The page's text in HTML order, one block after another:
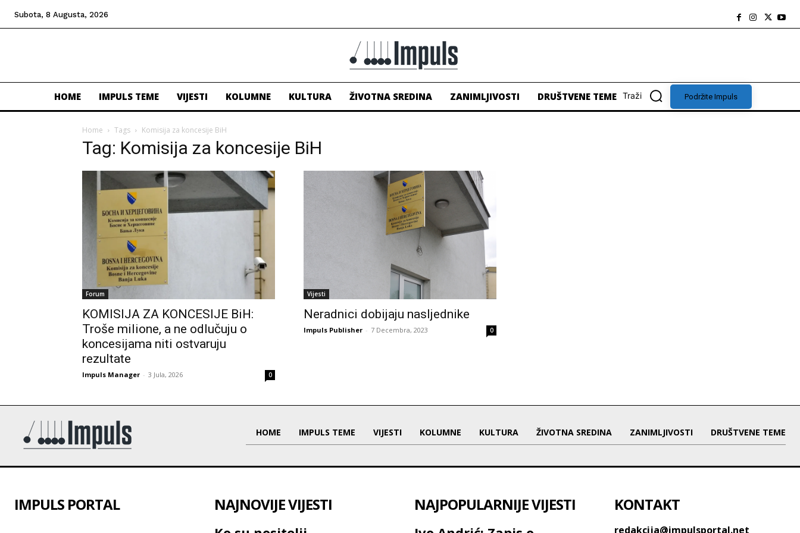
Subota, 8 Augusta, 2026
HOME IMPULS TEME VIJESTI KOLUMNE KULTURA ŽIVOTNA SREDINA ZANIMLJIVOSTI DRUŠTVENE TEME Traži Podržite Impuls
Home Tags Komisija za koncesije BiH
Tag: Komisija za koncesije BiH
Forum
KOMISIJA ZA KONCESIJE BiH:
Troše milione, a ne odlučuju o
koncesijama niti ostvaruju
rezultate
Impuls Manager - 3 Jula, 2026 0
Vijesti
Neradnici dobijaju nasljednike
Impuls Publisher - 7 Decembra, 2023 0
HOME IMPULS TEME VIJESTI KOLUMNE KULTURA ŽIVOTNA SREDINA ZANIMLJIVOSTI DRUŠTVENE TEME
IMPULS PORTAL NAJNOVIJE VIJESTI NAJPOPULARNIJE VIJESTI KONTAKT
redakcija@impulsportal.net